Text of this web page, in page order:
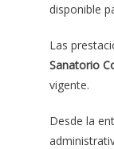
disponible
Las
Sanatorio
vigente.
Desde la